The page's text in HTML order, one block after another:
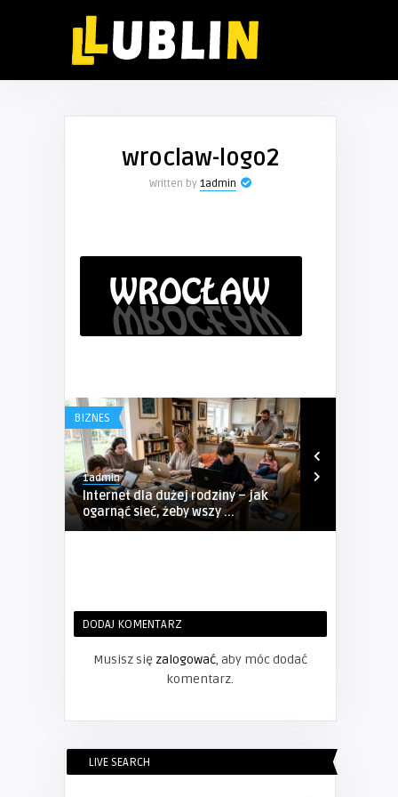
wroclaw-logo2
Written by 1admin
BIZNES
1admin
Internet dla dużej rodziny – jak
ogarnąć sieć, żeby wszy ...
DODAJ KOMENTARZ
Musisz się zalogować, aby móc dodać
komentarz.
LIVE SEARCH